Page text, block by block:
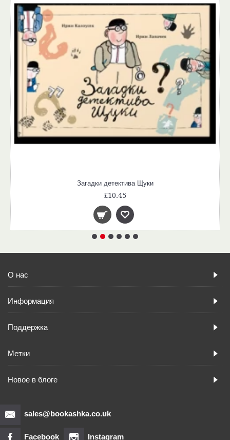
Загадки детектива Щуки
£10.45
О нас
Информация
Поддержка
Метки
Новое в блоге
sales@bookashka.co.uk
Facebook Instagram